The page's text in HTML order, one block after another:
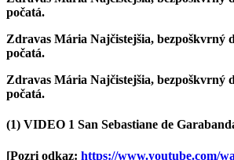
počatá.
Zdravas Mária Najčistejšia, bezpoškvrný
počatá.
Zdravas Mária Najčistejšia, bezpoškvrný
počatá.
(1) VIDEO 1 San Sebastiane de
[Pozri odkaz: https://www.youtube.com/